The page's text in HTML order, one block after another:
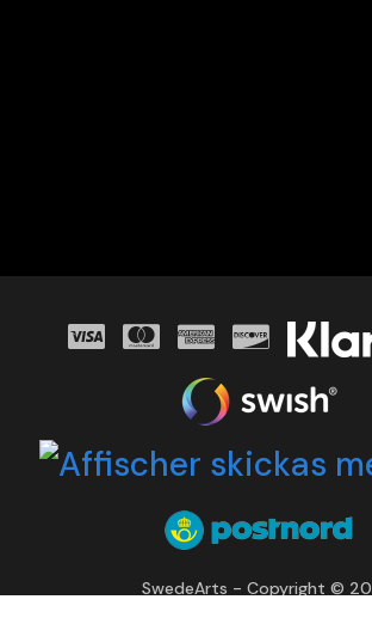
SwedeArts - Copyright ©